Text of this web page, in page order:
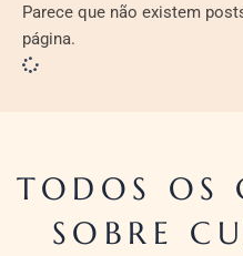
Parece que não existem
página.
TODOS OS
SOBRE